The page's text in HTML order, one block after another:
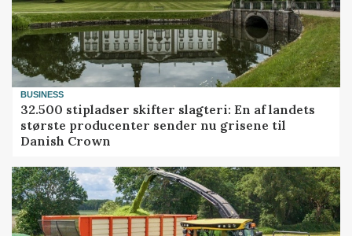
BUSINESS
32.500 stipladser skifter slagteri: En af landets
største producenter sender nu grisene til
Danish Crown